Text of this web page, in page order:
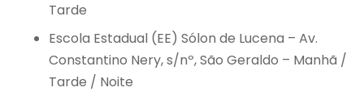
Tarde
Escola Estadual (EE) Sólon de Lucena – Av.
Constantino Nery, s/nº, São Geraldo – Manhã /
Tarde / Noite